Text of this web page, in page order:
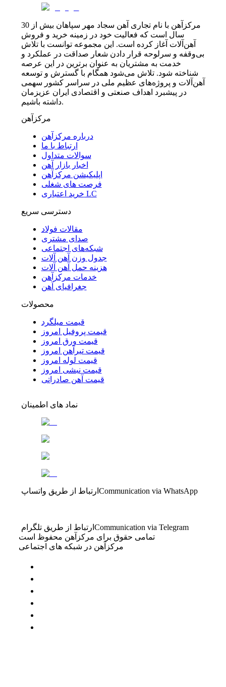
مرکزآهن با نام تجاری آهن سجاد مهر سپاهان بیش از 30
سال است که فعالیت خود در زمینه خرید و فروش
آهن‌آلات آغاز کرده است. این مجموعه توانست با تلاش
بی‌وقفه و سرلوحه قرار دادن شعار صداقت در عملکرد و
خدمت به مشتریان به عنوان برترین در این عرصه
شناخته شود. تلاش می‌شود همگام با گسترش و توسعه
آهن‌آلات و پروژه‌های عظیم ملی در سراسر کشور سهمی
در پیشبرد اهداف صنعتی و اقتصادی ایران عزیزمان
داشته باشیم.
مرکزآهن
درباره مرکزآهن
ارتباط با ما
سوالات متداول
اخبار بازار آهن
اپلیکیشن مرکزآهن
فرصت های شغلی
خرید اعتباری LC
دسترسی سریع
مقالات فولاد
صدای مشتری
شبکه‌های اجتماعی
جدول وزن آهن آلات
هزینه حمل آهن آلات
خدمات مرکزآهن
جغرافیای آهن
محصولات
قیمت میلگرد
قیمت پروفیل امروز
قیمت ورق امروز
قیمت تیرآهن امروز
قیمت لوله امروز
قیمت نبشی امروز
قیمت آهن صادراتی
نماد های اطمینان
ارتباط از طریق واتساپ Communication via WhatsApp
ارتباط از طریق تلگرام Communication via Telegram
تمامی حقوق برای مرکزآهن محفوظ است
مرکزآهن در شبکه های اجتماعی